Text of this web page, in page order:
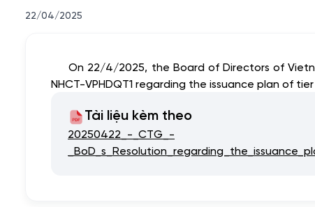
22/04/2025
On 22/4/2025, the Board of Directors of
NHCT-VPHDQT1 regarding the issuance plan of
Tài liệu kèm theo
20250422_-_CTG_-